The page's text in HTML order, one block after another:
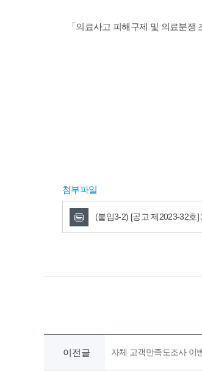
「의료사고 피해구제 및 의료분
첨부파일
(붙임3-2) [공고 제2023-32호
이전글 자체 고객만족도조사 이